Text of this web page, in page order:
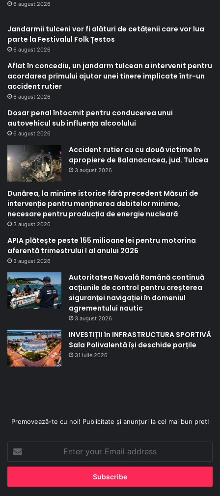
6 august 2026
Jandarmii tulceni vor fi alături de cetățenii care vor lua
parte la Festivalul Folk Țestos
6 august 2026
Aflat în concediu, un jandarm tulcean a intervenit pentru
acordarea primului ajutor unei tinere implicate într-un
accident rutier
6 august 2026
Dosar penal întocmit pentru conducerea unui
autovehicul sub influența alcoolului
6 august 2026
Accident rutier cu cu două victime în
apropiere de Balanacncea, jud. Tulcea
3 august 2026
Dunărea, la minime istorice fără precedent Măsuri de
intervenție pentru menținerea debitelor minime,
necesare pentru producția de energie nucleară
3 august 2026
APIA plătește peste 155 milioane lei pentru motorina
aferentă trimestrului I al anului 2026
3 august 2026
Autoritatea Navală Română continuă
acțiunile de control pentru creșterea
siguranței navigației în domeniul
agrementului nautic
3 august 2026
INVESTIȚII în INFRASTRUCTURA SPORTIVĂ
Sala Polivalentă își deschide porțile
31 iulie 2026
Promovează-te cu noi! Publicitate și anunțuri la cel mai bun preț!
Enter
your
Email